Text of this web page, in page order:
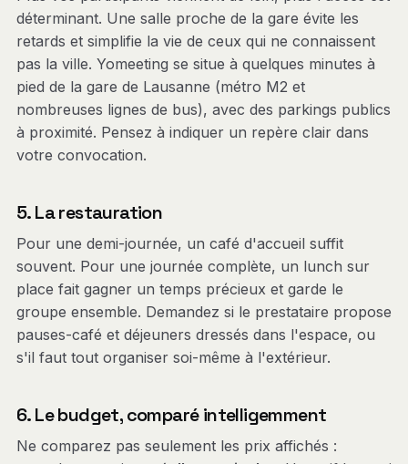
déterminant. Une salle proche de la gare évite les
retards et simplifie la vie de ceux qui ne connaissent
pas la ville. Yomeeting se situe à quelques minutes à
pied de la gare de Lausanne (métro M2 et
nombreuses lignes de bus), avec des parkings publics
à proximité. Pensez à indiquer un repère clair dans
votre convocation.
5. La restauration
Pour une demi-journée, un café d'accueil suffit
souvent. Pour une journée complète, un lunch sur
place fait gagner un temps précieux et garde le
groupe ensemble. Demandez si le prestataire propose
pauses-café et déjeuners dressés dans l'espace, ou
s'il faut tout organiser soi-même à l'extérieur.
6. Le budget, comparé intelligemment
Ne comparez pas seulement les prix affichés :